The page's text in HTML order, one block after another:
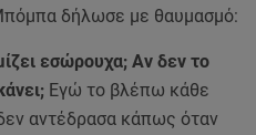
δήλωσε με θαυμασμό:
εσώρουχα; Αν δεν το
Εγώ το βλέπω κάθε
αντέδρασα κάπως όταν